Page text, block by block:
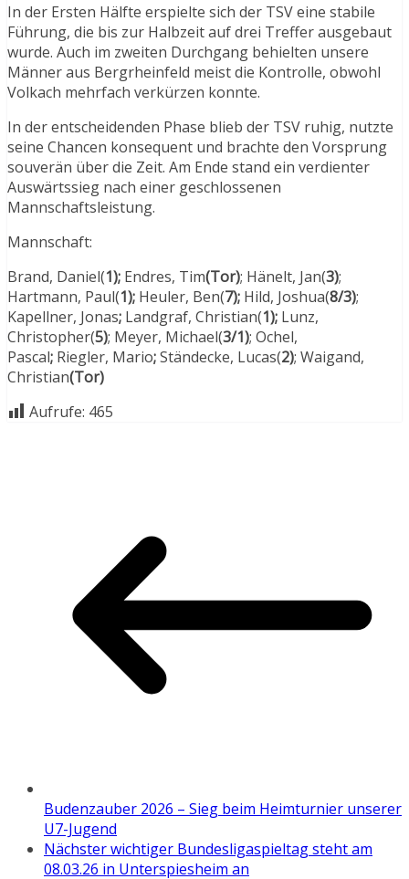
In der Ersten Hälfte erspielte sich der TSV eine stabile
Führung, die bis zur Halbzeit auf drei Treffer ausgebaut
wurde. Auch im zweiten Durchgang behielten unsere
Männer aus Bergrheinfeld meist die Kontrolle, obwohl
Volkach mehrfach verkürzen konnte.
In der entscheidenden Phase blieb der TSV ruhig, nutzte
seine Chancen konsequent und brachte den Vorsprung
souverän über die Zeit. Am Ende stand ein verdienter
Auswärtssieg nach einer geschlossenen
Mannschaftsleistung.
Mannschaft:
Brand, Daniel(1); Endres, Tim(Tor); Hänelt, Jan(3);
Hartmann, Paul(1); Heuler, Ben(7); Hild, Joshua(8/3);
Kapellner, Jonas; Landgraf, Christian(1); Lunz,
Christopher(5); Meyer, Michael(3/1); Ochel,
Pascal; Riegler, Mario;Ständecke, Lucas(2); Waigand,
Christian(Tor)
Aufrufe: 465
Budenzauber 2026 – Sieg beim Heimturnier unserer
U7-Jugend
Nächster wichtiger Bundesligaspieltag steht am
08.03.26 in Unterspiesheim an